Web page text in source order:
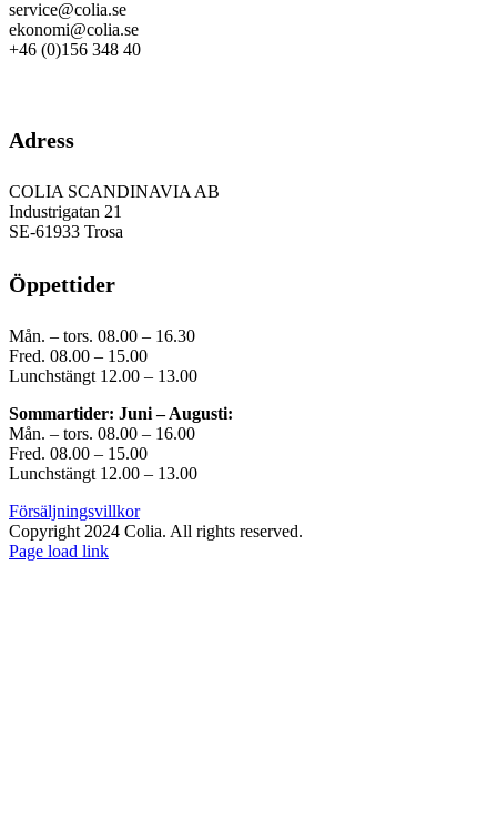
service@colia.se
ekonomi@colia.se
+46 (0)156 348 40
Adress
COLIA SCANDINAVIA AB
Industrigatan 21
SE-61933 Trosa
Öppettider
Mån. – tors. 08.00 – 16.30
Fred. 08.00 – 15.00
Lunchstängt 12.00 – 13.00
Sommartider: Juni – Augusti:
Mån. – tors. 08.00 – 16.00
Fred. 08.00 – 15.00
Lunchstängt 12.00 – 13.00
Försäljningsvillkor
Copyright 2024 Colia. All rights reserved.
Page load link